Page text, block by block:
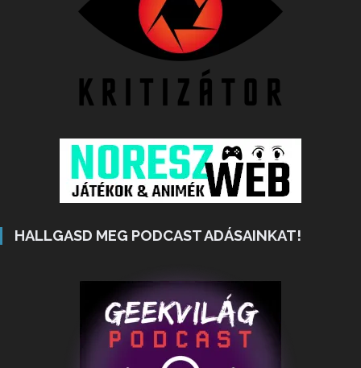
HALLGASD MEG PODCAST ADÁSAINKAT!